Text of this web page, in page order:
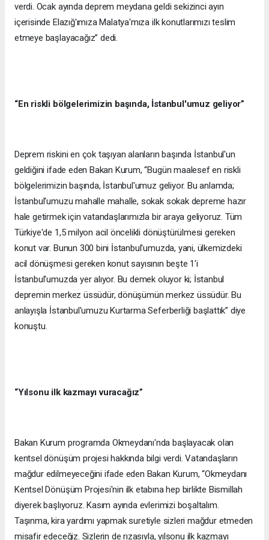
verdi. Ocak ayında deprem meydana geldi sekizinci ayın
içerisinde Elazığ'ımıza Malatya'mıza ilk konutlarımızı teslim
etmeye başlayacağız” dedi.
“En riskli bölgelerimizin başında, İstanbul'umuz geliyor”
Deprem riskini en çok taşıyan alanların başında İstanbul'un
geldiğini ifade eden Bakan Kurum, “Bugün maalesef en riskli
bölgelerimizin başında, İstanbul'umuz geliyor. Bu anlamda;
İstanbul'umuzu mahalle mahalle, sokak sokak depreme hazır
hale getirmek için vatandaşlarımızla bir araya geliyoruz. Tüm
Türkiye'de 1,5 milyon acil öncelikli dönüştürülmesi gereken
konut var. Bunun 300 bini İstanbul'umuzda, yani, ülkemizdeki
acil dönüşmesi gereken konut sayısının beşte 1'i
İstanbul'umuzda yer alıyor. Bu demek oluyor ki; İstanbul
depremin merkez üssüdür, dönüşümün merkez üssüdür. Bu
anlayışla İstanbul'umuzu Kurtarma Seferberliği başlattık” diye
konuştu.
“Yılsonu ilk kazmayı vuracağız”
Bakan Kurum programda Okmeydanı'nda başlayacak olan
kentsel dönüşüm projesi hakkında bilgi verdi. Vatandaşların
mağdur edilmeyeceğini ifade eden Bakan Kurum, “Okmeydanı
Kentsel Dönüşüm Projesi'nin ilk etabına hep birlikte Bismillah
diyerek başlıyoruz. Kasım ayında evlerimizi boşaltalım.
Taşınma, kira yardımı yapmak suretiyle sizleri mağdur etmeden
misafir edeceğiz. Sizlerin de rızasıyla, yılsonu ilk kazmayı